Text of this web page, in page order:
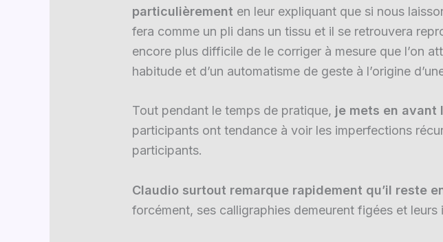
particulièrement en leur expliquant que si nous
fera comme un pli dans un tissu et il se retrouvera
encore plus difficile de le corriger à mesure que l’on
habitude et d’un automatisme de geste à l’origine
Tout pendant le temps de pratique, je mets en avant
participants ont tendance à voir les imperfections
participants.
Claudio surtout remarque rapidement qu’il reste
forcément, ses calligraphies demeurent figées et